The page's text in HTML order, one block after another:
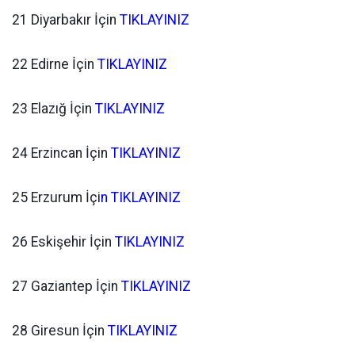
21 Diyarbakır İçin TIKLAYINIZ
22 Edirne İçin TIKLAYINIZ
23 Elazığ İçin TIKLAYINIZ
24 Erzincan İçin TIKLAYINIZ
25 Erzurum İçin TIKLAYINIZ
26 Eskişehir İçin TIKLAYINIZ
27 Gaziantep İçin TIKLAYINIZ
28 Giresun İçin TIKLAYINIZ